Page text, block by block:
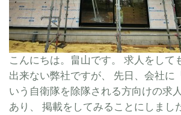
こんにちは。畠山です。 求人をして
出来ない弊社ですが、 先日、会社に
いう自衛隊を除隊される方向けの求
あり、 掲載をしてみることにしまし